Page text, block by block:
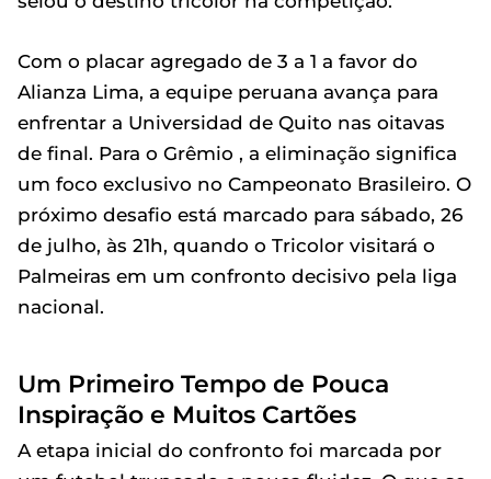
Com o placar agregado de 3 a 1 a favor do
Alianza Lima, a equipe peruana avança para
enfrentar a Universidad de Quito nas oitavas
de final. Para o Grêmio , a eliminação significa
um foco exclusivo no Campeonato Brasileiro. O
próximo desafio está marcado para sábado, 26
de julho, às 21h, quando o Tricolor visitará o
Palmeiras em um confronto decisivo pela liga
nacional.
Um Primeiro Tempo de Pouca
Inspiração e Muitos Cartões
A etapa inicial do confronto foi marcada por